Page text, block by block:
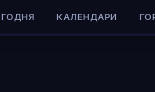
КАЛЕНДАРИ